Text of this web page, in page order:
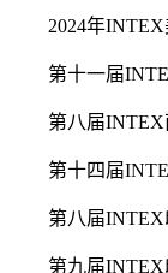
2024年INTEX
第十一届INTEX
第八届INTEX南
第十四届INTEX
第八届INTEX印
第九届INTEX印